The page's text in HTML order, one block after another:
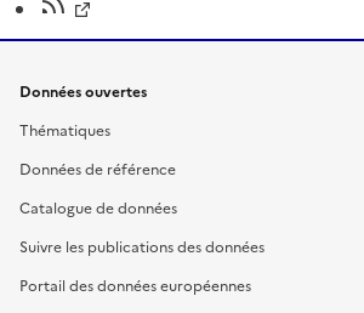
Données ouvertes
Thématiques
Données de référence
Catalogue de données
Suivre les publications des données
Portail des données européennes